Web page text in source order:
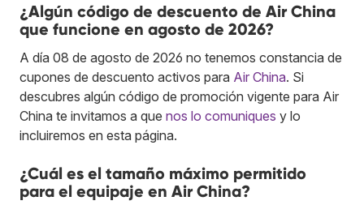
¿Algún código de descuento de Air China
que funcione en agosto de 2026?
A día 08 de agosto de 2026 no tenemos constancia de
cupones de descuento activos para Air China. Si
descubres algún código de promoción vigente para Air
China te invitamos a que nos lo comuniques y lo
incluiremos en esta página.
¿Cuál es el tamaño máximo permitido
para el equipaje en Air China?